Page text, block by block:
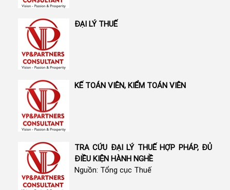
ĐẠI LÝ THUẾ
KẾ TOÁN VIÊN, KIỂM TOÁN VIÊN
TRA CỨU ĐẠI LÝ THUẾ HỢP PHÁP, ĐỦ
ĐIỀU KIỆN HÀNH NGHỀ
Nguồn: Tổng cục Thuế